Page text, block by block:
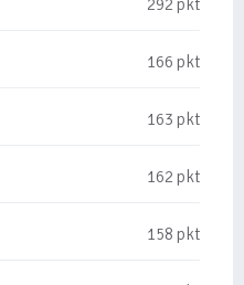
292 pkt
166 pkt
163 pkt
162 pkt
158 pkt